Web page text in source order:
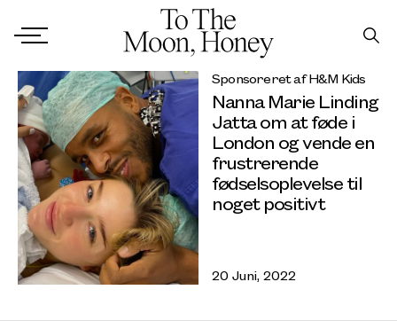
Sponsoreret af H&M Kids
Nanna Marie Linding
Jatta om at føde i
London og vende en
frustrerende
fødselsoplevelse til
noget positivt
20 Juni, 2022